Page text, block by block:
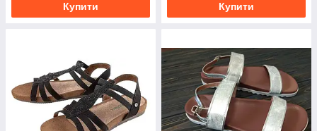
Купити Купити